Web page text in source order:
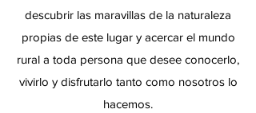
descubrir las maravillas de la naturaleza
propias de este lugar y acercar el mundo
rural a toda persona que desee conocerlo,
vivirlo y disfrutarlo tanto como nosotros lo
hacemos.